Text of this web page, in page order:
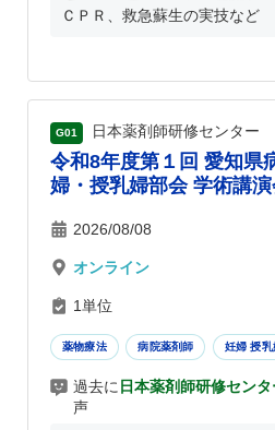
ＣＰＲ、救急蘇生の実技など
G01 日本薬剤師研修センター
令和8年度第１回 愛知県
婦・授乳婦部会 学術講
2026/08/08
オンライン
1単位
薬物療法 病院薬剤師 妊婦 授乳
過去に 日本薬剤師研修センタ
声